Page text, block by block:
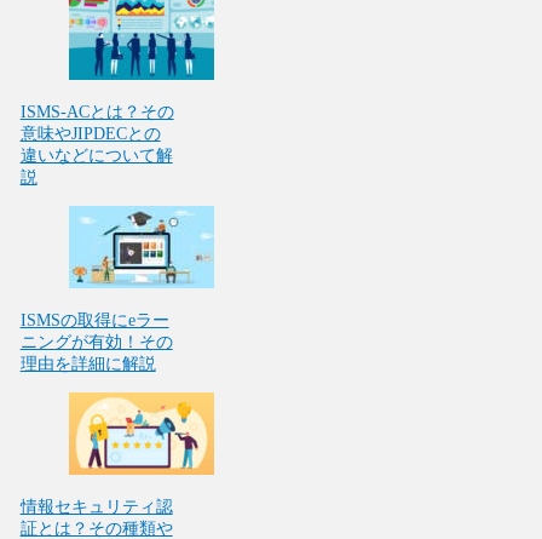
ISMS-ACとは？その
意味やJIPDECとの
違いなどについて解
説
ISMSの取得にeラー
ニングが有効！その
理由を詳細に解説
情報セキュリティ認
証とは？その種類や